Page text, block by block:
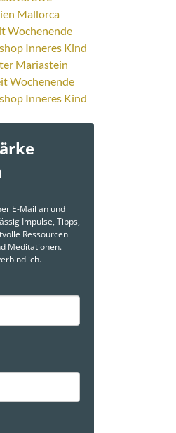
Mallorca
Wochenende
Inneres Kind
Mariastein
Wochenende
Inneres Kind
E-Mail an und
Impulse, Tipps,
Ressourcen
Meditationen.